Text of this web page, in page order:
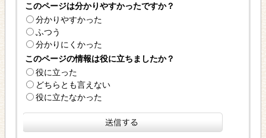
このページは分かりやすかったですか？
分かりやすかった
ふつう
分かりにくかった
このページの情報は役に立ちましたか？
役に立った
どちらとも言えない
役に立たなかった